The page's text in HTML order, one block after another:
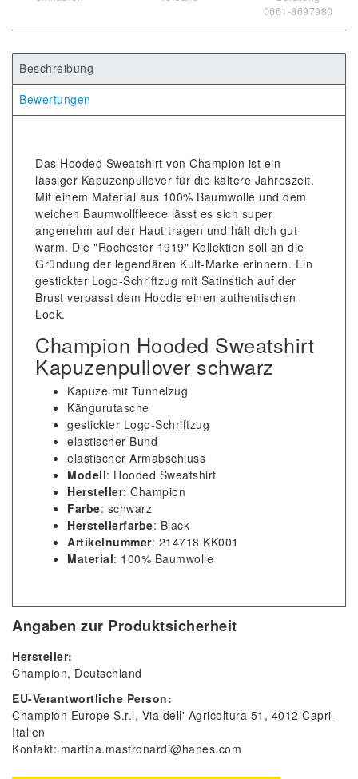
0661-8697980
Beschreibung
Bewertungen
Das Hooded Sweatshirt von Champion ist ein
lässiger Kapuzenpullover für die kältere Jahreszeit.
Mit einem Material aus 100% Baumwolle und dem
weichen Baumwollfleece lässt es sich super
angenehm auf der Haut tragen und hält dich gut
warm. Die "Rochester 1919" Kollektion soll an die
Gründung der legendären Kult-Marke erinnern. Ein
gestickter Logo-Schriftzug mit Satinstich auf der
Brust verpasst dem Hoodie einen authentischen
Look.
Champion Hooded Sweatshirt
Kapuzenpullover schwarz
Kapuze mit Tunnelzug
Kängurutasche
gestickter Logo-Schriftzug
elastischer Bund
elastischer Armabschluss
Modell: Hooded Sweatshirt
Hersteller: Champion
Farbe: schwarz
Herstellerfarbe: Black
Artikelnummer: 214718 KK001
Material: 100% Baumwolle
Angaben zur Produktsicherheit
Hersteller:
Champion Deutschland
EU-Verantwortliche Person:
Champion Europe S.r.l Via dell' Agricoltura 51 4012 Capri
Italien
Kontakt: martina.mastronardi@hanes.com